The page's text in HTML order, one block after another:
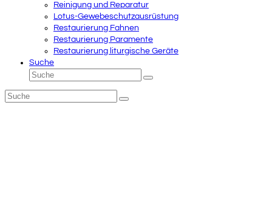
Reinigung und Reparatur
Lotus-Gewebeschutzausrüstung
Restaurierung Fahnen
Restaurierung Paramente
Restaurierung liturgische Geräte
Suche
Suche
Senden
Suche
Senden